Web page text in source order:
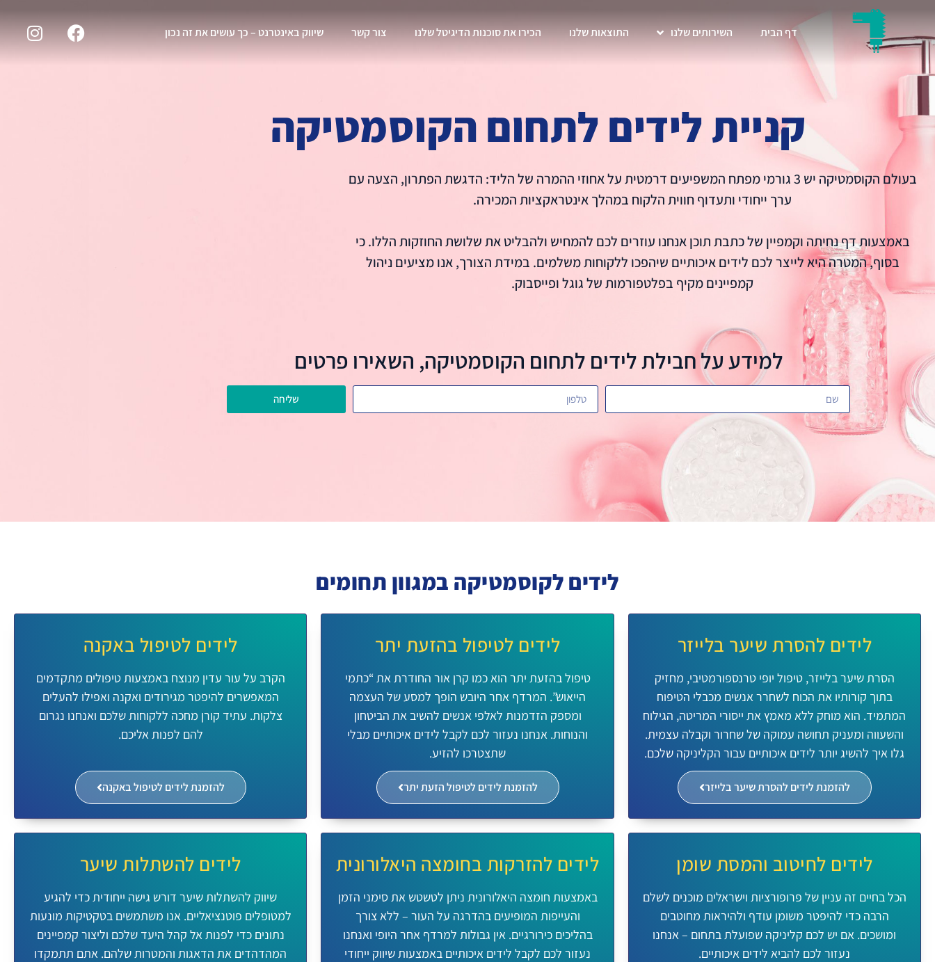
דף הבית השירותים שלנו התוצאות שלנו הכירו את סוכנות הדיגיטל שלנו צור קשר שיווק באינטרנט – כך עושים את זה נכון
קניית לידים לתחום הקוסמטיקה
בעולם הקוסמטיקה יש 3 גורמי מפתח המשפיעים דרמטית על אחוזי ההמרה של הליד: הדגשת הפתרון, הצעה עם
ערך ייחודי ותעדוף חווית הלקוח במהלך אינטראקציות המכירה.
באמצעות דף נחיתה וקמפיין של כתבת תוכן אנחנו עוזרים לכם להמחיש ולהבליט את שלושת החוזקות הללו. כי
בסוף, המטרה היא לייצר לכם לידים איכותיים שיהפכו ללקוחות משלמים. במידת הצורך, אנו מציעים ניהול
קמפיינים מקיף בפלטפורמות של גוגל ופייסבוק.
למידע על חבילת לידים לתחום הקוסמטיקה, השאירו פרטים
שליחה
לידים לקוסמטיקה במגוון תחומים
לידים להסרת שיער בלייזר
הסרת שיער בלייזר, טיפול יופי טרנספורמטיבי, מחזיק
בתוך קורותיו את הכוח לשחרר אנשים מכבלי הטיפוח
המתמיד. הוא מוחק ללא מאמץ את ייסורי המריטה, הגילוח
והשעווה ומעניק תחושה עמוקה של שחרור וקבלה עצמית.
גלו איך להשיג יותר לידים איכותיים עבור הקליניקה שלכם.
להזמנת לידים להסרת שיער בלייזר
לידים לטיפול בהזעת יתר
טיפול בהזעת יתר הוא כמו קרן אור החודרת את “כתמי
הייאוש”. המרדף אחר היובש הופך למסע של העצמה
ומספק הזדמנות לאלפי אנשים להשיב את הביטחון
והנוחות. אנחנו נעזור לכם לקבל לידים איכותיים מבלי
שתצטרכו להזיע.
להזמנת לידים לטיפול הזעת יתר
לידים לטיפול באקנה
הקרב על עור עדין מנוצח באמצעות טיפולים מתקדמים
המאפשרים להיפטר מגירודים ואקנה ואפילו להעלים
צלקות. עתיד קורן מחכה ללקוחות שלכם ואנחנו נגרום
להם לפנות אליכם.
להזמנת לידים לטיפול באקנה​
לידים לחיטוב והמסת שומן
הכל בחיים זה עניין של פרופורציות וישראלים מוכנים לשלם
הרבה כדי להיפטר משומן עודף ולהיראות מחוטבים
ומושכים. אם יש לכם קליניקה שפועלת בתחום – אנחנו
נעזור לכם להביא לידים איכותיים.
לידים להזרקות בחומצה היאלורונית
באמצעות חומצה היאלורונית ניתן לטשטש את סימני הזמן
והעייפות המופיעים בהדרגה על העור – ללא צורך
בהליכים כירורגיים. אין גבולות למרדף אחר היופי ואנחנו
נעזור לכם לקבל לידים איכותיים באמצעות שיווק ייחודי
לידים להשתלות שיער
שיווק להשתלות שיער דורש גישה ייחודית כדי להגיע
למטופלים פוטנציאליים. אנו משתמשים בטקטיקות מונעות
נתונים כדי לפנות אל קהל היעד שלכם וליצור קמפיינים
המהדהדים את הדאגות והמטרות שלהם. אתם תתמקדו